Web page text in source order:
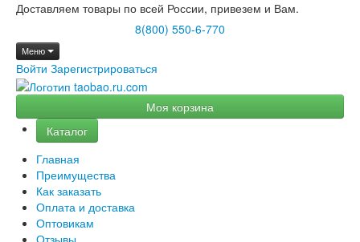
Доставляем товары по всей России, привезем и Вам.
8(800) 550-6-770
Меню
Войти Зарегистрироваться
Моя корзина
Каталог
Главная
Преимущества
Как заказать
Оплата и доставка
Оптовикам
Отзывы